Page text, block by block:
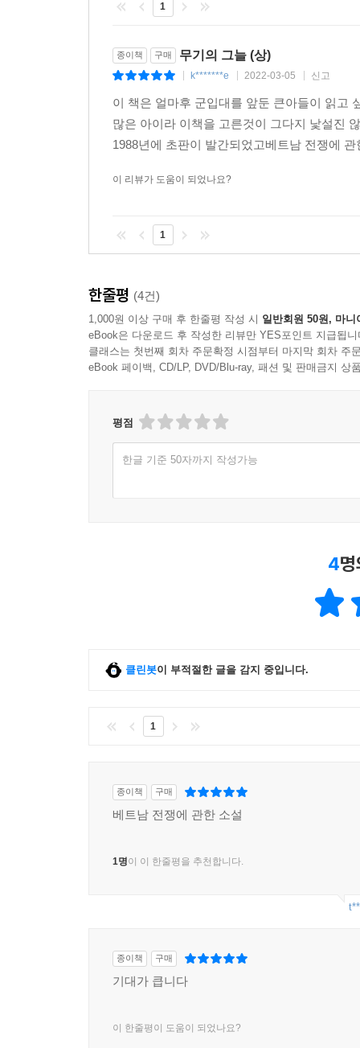
1
종이책 구매 무기의 그늘 (상)
k*******e 2022-03-05 신고
이 책은 얼마후 군입대를 앞둔 큰아들이 읽고
많은 아이라 이책을 고른것이 그다지 낯설진
1988년에 초판이 발간되었고베트남 전쟁에
이 리뷰가 도움이 되었나요?
1
한줄평 (4건)
1,000원 이상 구매 후 한줄평 작성 시 일반회원 50원, 마니
eBook은 다운로드 후 작성한 리뷰만 YES포인트 지급됩니
클래스는 첫번째 회차 주문확정 시점부터 마지막 회차 주
eBook 페이백, CD/LP, DVD/Blu-ray, 패션 및 판매금지 상
평점
한글 기준 50자까지 작성가능
4
클린봇이 부적절한 글을 감지 중입니다.
1
종이책 구매
베트남 전쟁에 관한 소설
1명이 이 한줄평을 추천합니다.
종이책 구매
기대가 큽니다
이 한줄평이 도움이 되었나요?